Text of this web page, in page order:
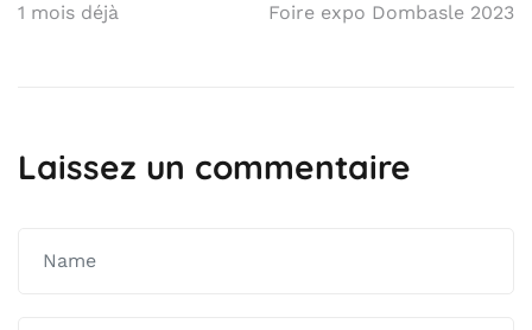
1 mois déjà Foire expo Dombasle 2023
Laissez un commentaire